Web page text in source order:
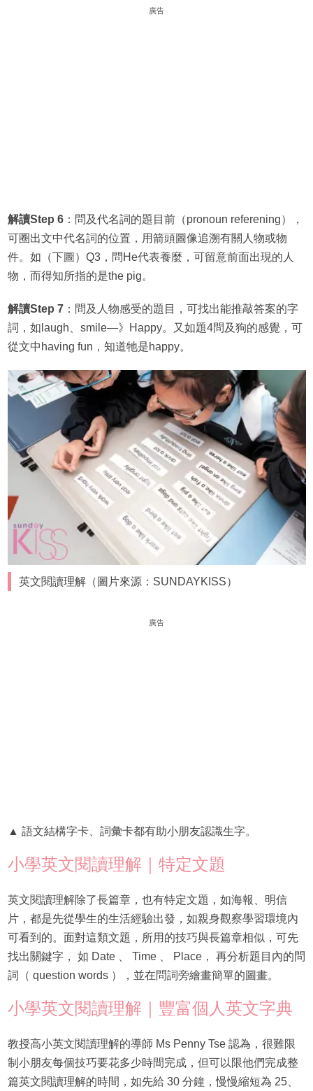
廣告
解讀Step 6：問及代名詞的題目前（pronoun referening），
可圈出文中代名詞的位置，用箭頭圖像追溯有關人物或物
件。如（下圖）Q3，問He代表養麼，可留意前面出現的人
物，而得知所指的是the pig。
解讀Step 7：問及人物感受的題目，可找出能推敲答案的字
詞，如laugh、smile—》Happy。又如題4問及狗的感覺，可
從文中having fun，知道牠是happy。
英文閱讀理解（圖片來源：SUNDAYKISS）
廣告
▲ 語文結構字卡、詞彙卡都有助小朋友認識生字。
小學英文閱讀理解｜特定文題
英文閱讀理解除了長篇章，也有特定文題，如海報、明信
片，都是先從學生的生活經驗出發，如親身觀察學習環境內
可看到的。面對這類文題，所用的技巧與長篇章相似，可先
找出關鍵字， 如 Date 、 Time 、 Place， 再分析題目內的問
詞（ question words ），並在問詞旁繪畫簡單的圖畫。
小學英文閱讀理解｜豐富個人英文字典
教授高小英文閱讀理解的導師 Ms Penny Tse 認為，很難限
制小朋友每個技巧要花多少時間完成，但可以限他們完成整
篇英文閱讀理解的時間，如先給 30 分鐘，慢慢縮短為 25、